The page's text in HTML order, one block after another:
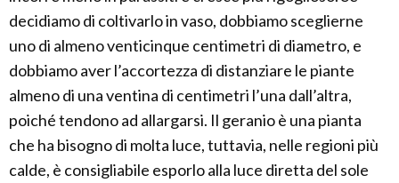
decidiamo di coltivarlo in vaso, dobbiamo sceglierne
uno di almeno venticinque centimetri di diametro, e
dobbiamo aver l’accortezza di distanziare le piante
almeno di una ventina di centimetri l’una dall’altra,
poiché tendono ad allargarsi. Il geranio è una pianta
che ha bisogno di molta luce, tuttavia, nelle regioni più
calde, è consigliabile esporlo alla luce diretta del sole